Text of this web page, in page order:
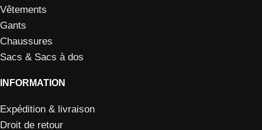
Vêtements
Gants
Chaussures
Sacs & Sacs à dos
INFORMATION
Expédition & livraison
Droit de retour